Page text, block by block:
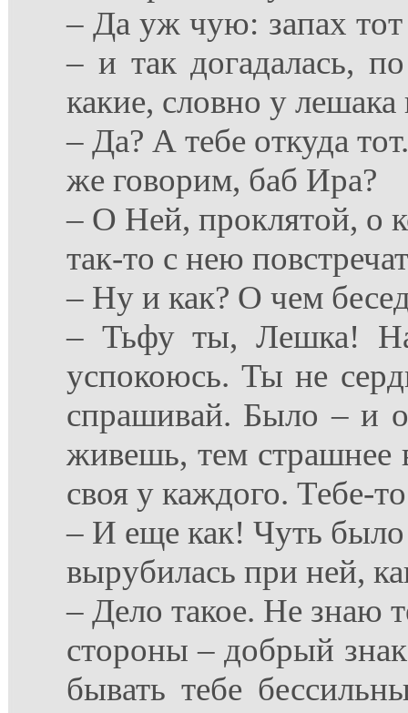
– Да уж чую: запах
– и так догадалась,
какие, словно у лешака
– Да? А тебе откуда
же говорим, баб Ира?
– О Ней, проклятой, о
так-то с нею
– Ну и как? О чем
– Тьфу ты, Лешка!
успокоюсь. Ты не
спрашивай. Было – и
живешь, тем страшнее
своя у каждого. Тебе-
– И еще как! Чуть
вырубилась при ней,
– Дело такое. Не знаю
стороны – добрый
бывать тебе